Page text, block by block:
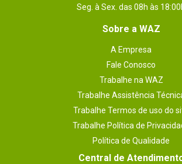
Seg. à Sex. das 08h às
Sobre a WAZ
A Empresa
Fale Conosco
Trabalhe na WAZ
Trabalhe Assistência
Trabalhe Termos de uso do
Trabalhe Política de
Política de Qualidade
Central de